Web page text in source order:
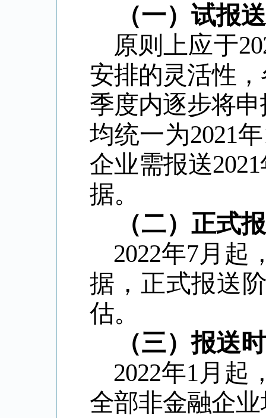
（一）试报送
原则上应于
安排的灵活性
季度内逐步将
均统一为2021年
企业需报送2021
据。
（二）正式
2022年7月起
据，正式报送
估。
（三）报送
2022年1 月起
全部非金融企